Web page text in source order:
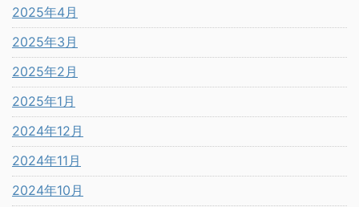
2025年4月
2025年3月
2025年2月
2025年1月
2024年12月
2024年11月
2024年10月